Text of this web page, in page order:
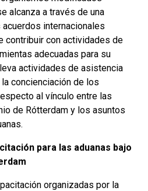
alcanza a través de una
internacionales
contribuir con actividades de
adecuadas para su
actividades de asistencia
concienciación de los
al vínculo entre las
de Rótterdam y los asuntos
para las aduanas bajo
organizadas por la